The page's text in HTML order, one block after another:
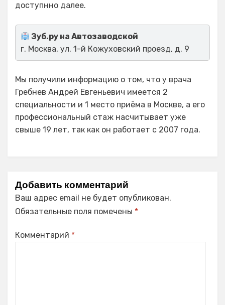
доступнно далее.
Зуб.ру на Автозаводской
г. Москва, ул. 1-й Кожуховский проезд, д. 9
Мы получили информацию о том, что у врача
Гребнев Андрей Евгеньевич имеется 2
специальности и 1 место приёма в Москве, а его
профессиональный стаж насчитывает уже
свыше 19 лет, так как он работает с 2007 года.
Добавить комментарий
Ваш адрес email не будет опубликован.
Обязательные поля помечены *
Комментарий *